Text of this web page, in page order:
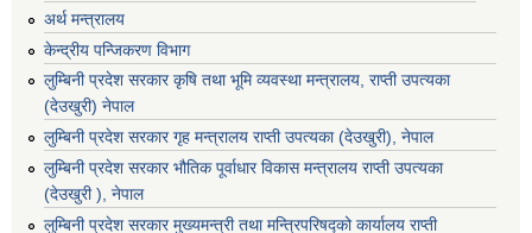
अर्थ मन्त्रालय
केन्द्रीय पन्जिकरण विभाग
लुम्बिनी प्रदेश सरकार कृषि तथा भूमि व्यवस्था मन्त्रालय, राप्ती उपत्यका
(देउखुरी) नेपाल
लुम्बिनी प्रदेश सरकार गृह मन्त्रालय राप्ती उपत्यका (देउखुरी), नेपाल
लुम्बिनी प्रदेश सरकार भौतिक पूर्वाधार विकास मन्त्रालय राप्ती उपत्यका
(देउखुरी ), नेपाल
लुम्बिनी प्रदेश सरकार मुख्यमन्त्री तथा मन्त्रिपरिषद्को कार्यालय राप्ती